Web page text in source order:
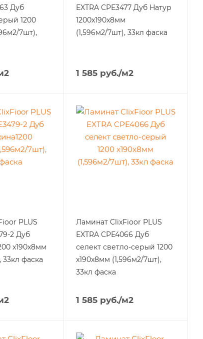
Дуб
1200
7шт),
EXTRA CPE3477 Дуб Натур
1200x190x8мм
(1,596м2/7шт), 33кл фаска
1 585руб./м2
PLUS
2 Дуб
x190x8мм
33кл фаска
Ламинат ClixFioor PLUS
EXTRA CPE4066 Дуб
селект светло-серый 1200
x190x8мм (1,596м2/7шт),
33кл фаска
1 585руб./м2